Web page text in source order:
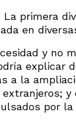
primera
en
y no
explicar
a la
por la